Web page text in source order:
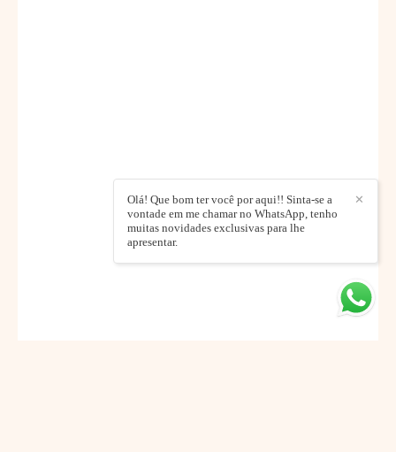
✕
Olá! Que bom ter você por aqui!! Sinta-se a
vontade em me chamar no WhatsApp, tenho
muitas novidades exclusivas para lhe
apresentar.